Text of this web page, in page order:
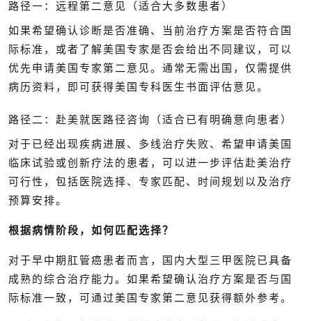
路径一：远程第二意见（适合大多数患者）
如果希望确认诊断是否准确、当前治疗方案是否符合国
际标准，或者了解美国专家是否会给出不同建议，可以
优先申请美国专家第二意见。通常无需出国，仅需提供
病历资料，即可获得美国专科医生书面评估意见。
路径二：赴美就医路径咨询（适合已有明确意向患者）
对于已经出现疾病进展、多线治疗失败、希望申请美国
临床试验或创新疗法的患者，可以进一步评估赴美治疗
可行性，包括医院选择、专家匹配、时间规划以及治疗
预算安排。
根据病情阶段，如何匹配选择？
对于早中期肛管癌患者而言，国内大型三甲医院已具备
成熟的综合治疗能力。如果希望确认治疗方案是否与国
际标准一致，可通过美国专家第二意见获得额外参考。